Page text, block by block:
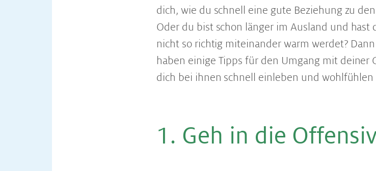
dich, wie du schnell eine gute Beziehung zu
Oder du bist schon länger im Ausland und hast
nicht so richtig miteinander warm werdet?
haben einige Tipps für den Umgang mit deiner
dich bei ihnen schnell einleben und wohlfühlen
1. Geh in die